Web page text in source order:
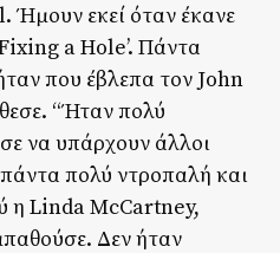
Ήμουν εκεί όταν έκανε
a Hole’. Πάντα
που έβλεπα τον John
“Ήταν πολύ
να υπάρχουν άλλοι
πολύ ντροπαλή και
η Linda McCartney,
Δεν ήταν